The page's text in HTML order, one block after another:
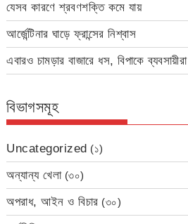
যেসব কারণে শ্রবণশক্তি কমে যায়
আর্জেন্টিনার ঘাড়ে ফ্রান্সের নিশ্বাস
এবারও চামড়ার বাজারে ধস, বিপাকে ব্যবসায়ীরা
বিভাগসমূহ
Uncategorized (১)
অন্যান্য খেলা(৩০)
অপরাধ, আইন ও বিচার (৩০)